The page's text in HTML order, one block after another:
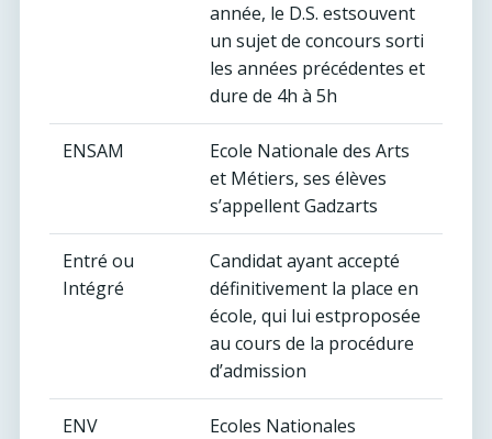
année, le D.S. estsouvent
un sujet de concours sorti
les années précédentes et
dure de 4h à 5h
ENSAM
Ecole Nationale des Arts
et Métiers, ses élèves
s’appellent Gadzarts
Entré ou
Intégré
Candidat ayant accepté
définitivement la place en
école, qui lui estproposée
au cours de la procédure
d’admission
ENV
Ecoles Nationales